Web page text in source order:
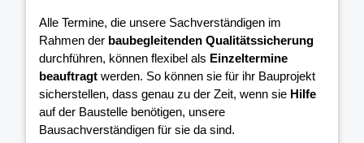
Alle Termine, die unsere Sachverständigen im
Rahmen der baubegleitenden Qualitätssicherung
durchführen, können flexibel als Einzeltermine
beauftragt werden. So können sie für ihr Bauprojekt
sicherstellen, dass genau zu der Zeit, wenn sie Hilfe
auf der Baustelle benötigen, unsere
Bausachverständigen für sie da sind.